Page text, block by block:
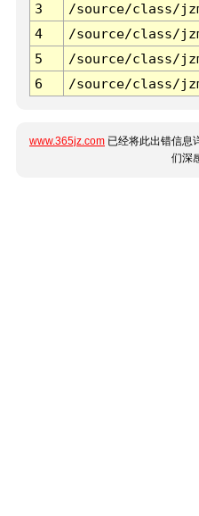
3 /source/class/
4
/source/class/
5
/source/class/
6
/source/class/
www.365jz.com 已经将此出错信息
们深